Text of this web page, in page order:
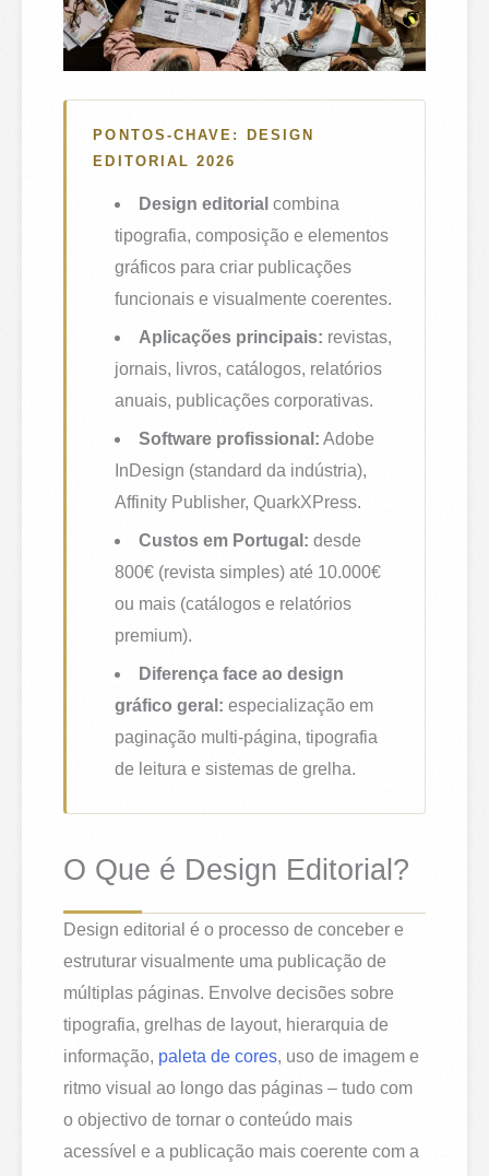
PONTOS-CHAVE: DESIGN
EDITORIAL 2026
Design editorial combina
tipografia, composição e elementos
gráficos para criar publicações
funcionais e visualmente coerentes.
Aplicações principais: revistas,
jornais, livros, catálogos, relatórios
anuais, publicações corporativas.
Software profissional: Adobe
InDesign (standard da indústria),
Affinity Publisher, QuarkXPress.
Custos em Portugal: desde
800€ (revista simples) até 10.000€
ou mais (catálogos e relatórios
premium).
Diferença face ao design
gráfico geral: especialização em
paginação multi-página, tipografia
de leitura e sistemas de grelha.
O Que é Design Editorial?
Design editorial é o processo de conceber e
estruturar visualmente uma publicação de
múltiplas páginas. Envolve decisões sobre
tipografia, grelhas de layout, hierarquia de
informação, paleta de cores, uso de imagem e
ritmo visual ao longo das páginas – tudo com
o objectivo de tornar o conteúdo mais
acessível e a publicação mais coerente com a